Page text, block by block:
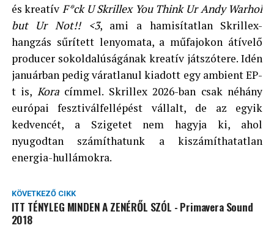
és kreatív F*ck U Skrillex You Think Ur Andy Warhol
but Ur Not!! <3, ami a hamisítatlan Skrillex-
hangzás sűrített lenyomata, a műfajokon átívelő
producer sokoldalúságának kreatív játszótere. Idén
januárban pedig váratlanul kiadott egy ambient EP-
t is, Koracímmel. Skrillex 2026-ban csak néhány
európai fesztiválfellépést vállalt, de az egyik
kedvencét, a Szigetet nem hagyja ki, ahol
nyugodtan számíthatunk a kiszámíthatatlan
energia-hullámokra.
KÖVETKEZŐ CIKK
ITT TÉNYLEG MINDEN A ZENÉRŐL SZÓL - Primavera Sound
2018